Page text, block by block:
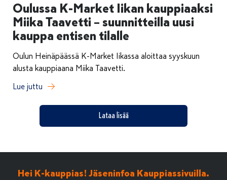
Oulussa K-Market Iikan kauppiaaksi
Miika Taavetti – suunnitteilla uusi
kauppa entisen tilalle
Oulun Heinäpäässä K-Market Iikassa aloittaa syyskuun
alusta kauppiaana Miika Taavetti.
Lue juttu
Lataa lisää
Hei K-kauppias! Jäseninfoa Kauppiassivuilla.